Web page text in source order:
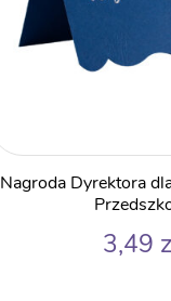
Nagroda Dyrektora
3,49